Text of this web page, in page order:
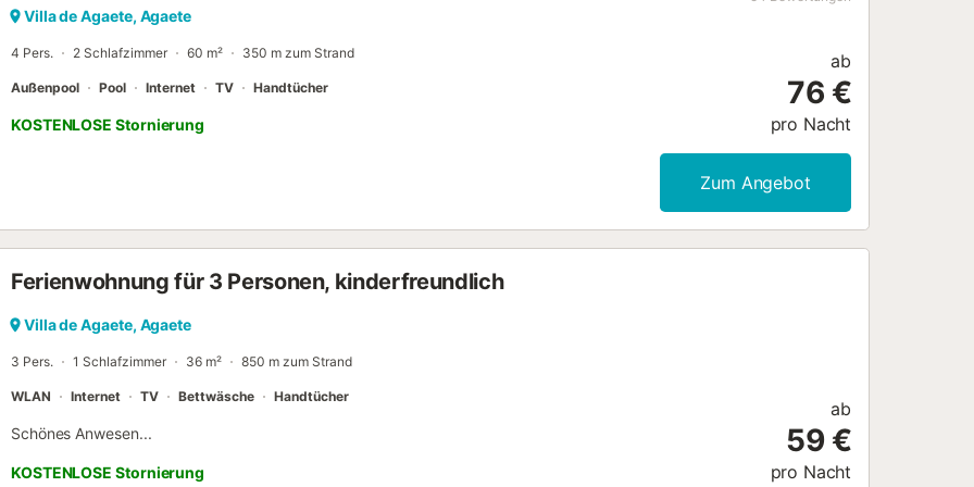
während Ihres Aufenthalts Momente mit den Tieren der Finca zu teilen....
Villa de Agaete, Agaete
4 Pers. 2 Schlafzimmer 60 m² 350 m zum Strand
Außenpool Pool Internet TV Handtücher
KOSTENLOSE Stornierung
ab
76 €
pro Nacht
Zum Angebot
Ferienwohnung für 3 Personen, kinderfreundlich
Villa de Agaete, Agaete
3 Pers. 1 Schlafzimmer 36 m² 850 m zum Strand
WLAN Internet TV Bettwäsche Handtücher
Schönes Anwesen...
KOSTENLOSE Stornierung
ab
59 €
pro Nacht